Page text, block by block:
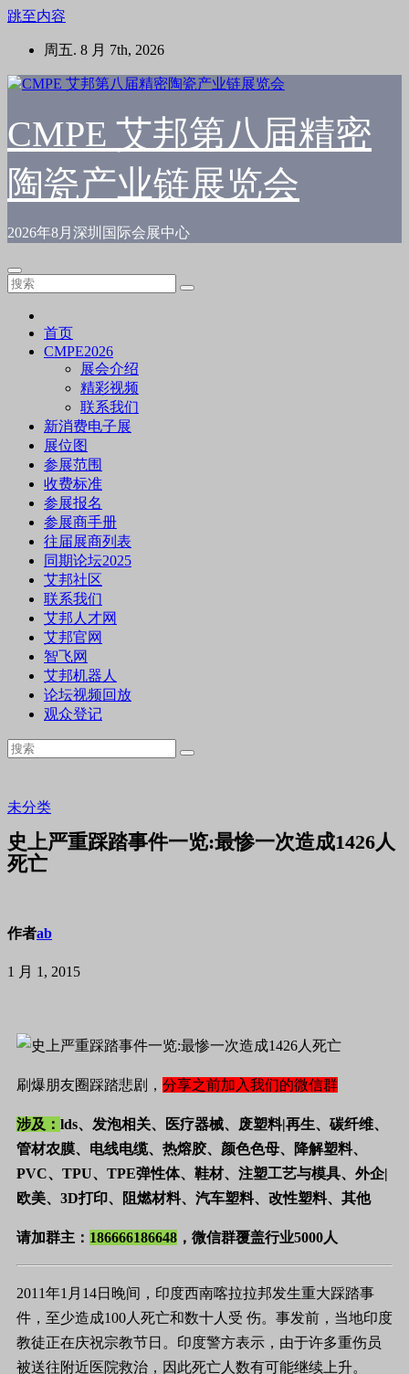
跳至内容
周五. 8 月 7th, 2026
CMPE 艾邦第八届精密
陶瓷产业链展览会
2026年8月深圳国际会展中心
首页
CMPE2026
展会介绍
精彩视频
联系我们
新消费电子展
展位图
参展范围
收费标准
参展报名
参展商手册
往届展商列表
同期论坛2025
艾邦社区
联系我们
艾邦人才网
艾邦官网
智飞网
艾邦机器人
论坛视频回放
观众登记
未分类
史上严重踩踏事件一览:最惨一次造成1426人
死亡
作者ab
1 月 1, 2015
刷爆朋友圈踩踏悲剧， 分享之前加入我们的微信群
涉及： lds、发泡相关、医疗器械、废塑料|再生、碳纤维、
管材农膜、电线电缆、热熔胶、颜色色母、降解塑料、
PVC、TPU、TPE弹性体、鞋材、注塑工艺与模具、外企|
欧美、3D打印、阻燃材料、汽车塑料、改性塑料、其他
请加群主： 186666186648 ，微信群覆盖行业5000人
2011年1月14日晚间，印度西南喀拉拉邦发生重大踩踏事
件，至少造成100人死亡和数十人受 伤。事发前，当地印度
教徒正在庆祝宗教节日。印度警方表示，由于许多重伤员
被送往附近医院救治，因此死亡人数有可能继续上升。